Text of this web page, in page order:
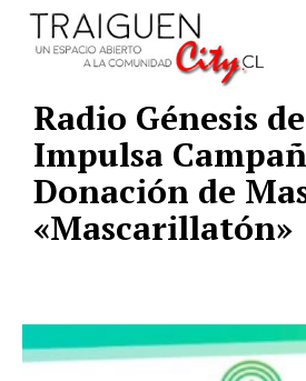
Radio Génesis
Impulsa
Donación de
«Mascarillatón»